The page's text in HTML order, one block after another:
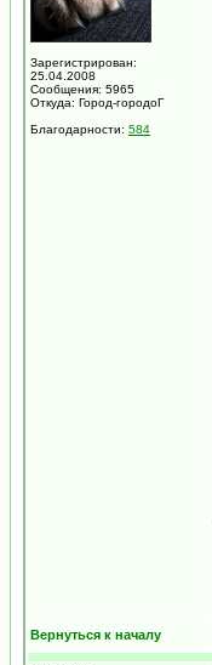
Зарегистрирован:
25.04.2008
Сообщения: 5965
Откуда: Город-городоГ
Благодарности: 584
Вернуться к началу